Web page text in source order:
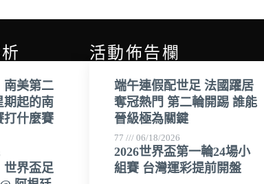
南美第二
起的南
打什麼賽
世界盃足
活動佈告欄
端午連假配世足 法國躍居
奪冠熱門 第二輪開踢 誰能
晉級極為關鍵
77 06/18/2026
2026世界盃第一輪24場小
組賽 台灣運彩提前開盤